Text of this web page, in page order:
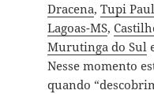
Dracena, Tupi
Lagoas-MS,
Murutinga do Sul
Nesse momento
quando